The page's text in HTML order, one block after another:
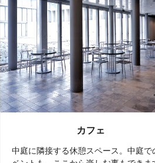
カフェ
中庭に隣接する休憩スペース。中庭で